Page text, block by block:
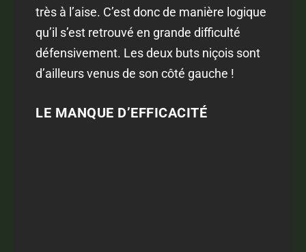
très à l’aise. C’est donc de manière logique
qu’il s’est retrouvé en grande difficulté
défensivement. Les deux buts niçois sont
d’ailleurs venus de son côté gauche !
LE MANQUE D’EFFICACITÉ